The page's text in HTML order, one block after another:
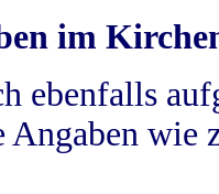
im
ebenfalls
Angaben wie